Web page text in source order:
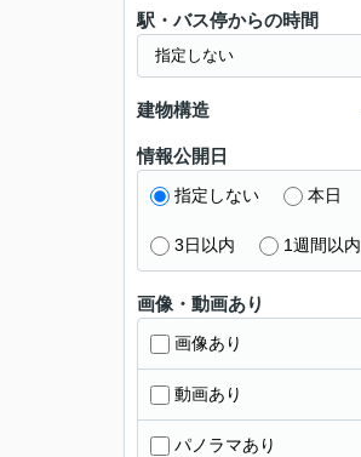
駅・バス停からの時間
建物構造
情報公開日
指定しない 本日
3日以内 1週間以内
画像・動画あり
画像あり
動画あり
パノラマあり